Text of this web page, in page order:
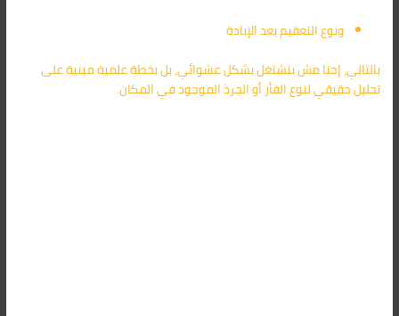
ونوع التعقيم بعد الإبادة
بالتالي، إحنا مش بنشتغل بشكل عشوائي، بل بخطة علمية مبنية على
تحليل حقيقي لنوع الفأر أو الجرذ الموجود في المكان.